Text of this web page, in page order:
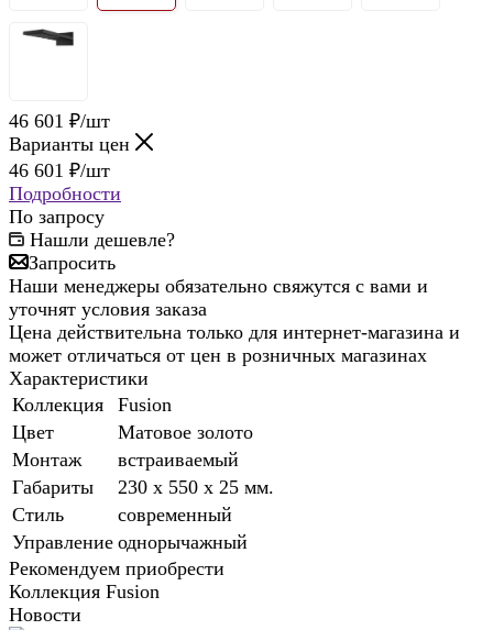
46 601 ₽/шт
Варианты цен
46 601 ₽/шт
Подробности
По запросу
Нашли дешевле?
Запросить
Наши менеджеры обязательно свяжутся с вами и
уточнят условия заказа
Цена действительна только для интернет-магазина и
может отличаться от цен в розничных магазинах
Характеристики
Коллекция
Fusion
Цвет
Матовое золото
Монтаж
встраиваемый
Габариты
230 x 550 x 25 мм.
Стиль
современный
Управление однорычажный
Рекомендуем приобрести
Коллекция Fusion
Новости